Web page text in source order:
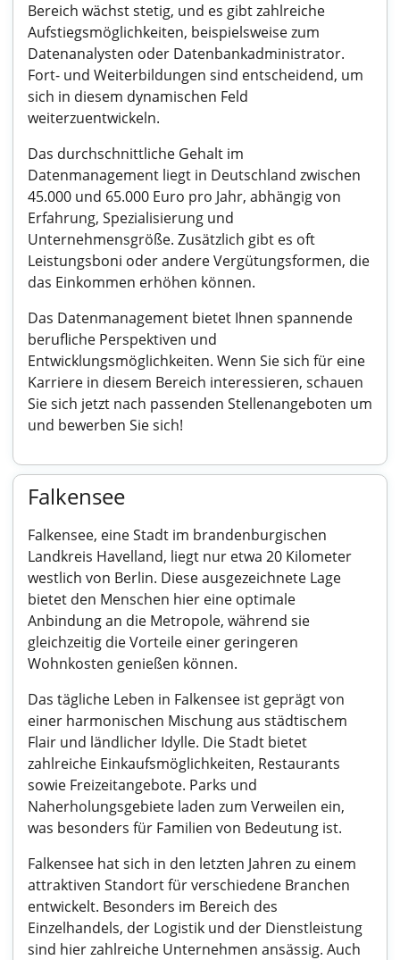
Bereich wächst stetig, und es gibt zahlreiche
Aufstiegsmöglichkeiten, beispielsweise zum
Datenanalysten oder Datenbankadministrator.
Fort- und Weiterbildungen sind entscheidend, um
sich in diesem dynamischen Feld
weiterzuentwickeln.
Das durchschnittliche Gehalt im
Datenmanagement liegt in Deutschland zwischen
45.000 und 65.000 Euro pro Jahr, abhängig von
Erfahrung, Spezialisierung und
Unternehmensgröße. Zusätzlich gibt es oft
Leistungsboni oder andere Vergütungsformen, die
das Einkommen erhöhen können.
Das Datenmanagement bietet Ihnen spannende
berufliche Perspektiven und
Entwicklungsmöglichkeiten. Wenn Sie sich für eine
Karriere in diesem Bereich interessieren, schauen
Sie sich jetzt nach passenden Stellenangeboten um
und bewerben Sie sich!
Falkensee
Falkensee, eine Stadt im brandenburgischen
Landkreis Havelland, liegt nur etwa 20 Kilometer
westlich von Berlin. Diese ausgezeichnete Lage
bietet den Menschen hier eine optimale
Anbindung an die Metropole, während sie
gleichzeitig die Vorteile einer geringeren
Wohnkosten genießen können.
Das tägliche Leben in Falkensee ist geprägt von
einer harmonischen Mischung aus städtischem
Flair und ländlicher Idylle. Die Stadt bietet
zahlreiche Einkaufsmöglichkeiten, Restaurants
sowie Freizeitangebote. Parks und
Naherholungsgebiete laden zum Verweilen ein,
was besonders für Familien von Bedeutung ist.
Falkensee hat sich in den letzten Jahren zu einem
attraktiven Standort für verschiedene Branchen
entwickelt. Besonders im Bereich des
Einzelhandels, der Logistik und der Dienstleistung
sind hier zahlreiche Unternehmen ansässig. Auch